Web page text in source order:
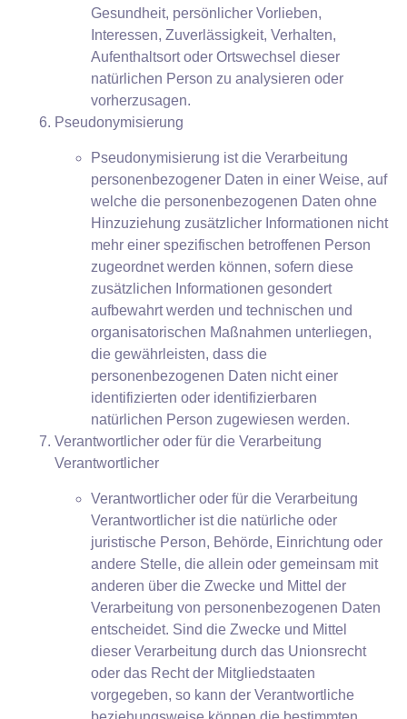
Gesundheit, persönlicher Vorlieben,
Interessen, Zuverlässigkeit, Verhalten,
Aufenthaltsort oder Ortswechsel dieser
natürlichen Person zu analysieren oder
vorherzusagen.
Pseudonymisierung
Pseudonymisierung ist die Verarbeitung
personenbezogener Daten in einer Weise, auf
welche die personenbezogenen Daten ohne
Hinzuziehung zusätzlicher Informationen nicht
mehr einer spezifischen betroffenen Person
zugeordnet werden können, sofern diese
zusätzlichen Informationen gesondert
aufbewahrt werden und technischen und
organisatorischen Maßnahmen unterliegen,
die gewährleisten, dass die
personenbezogenen Daten nicht einer
identifizierten oder identifizierbaren
natürlichen Person zugewiesen werden.
Verantwortlicher oder für die Verarbeitung
Verantwortlicher
Verantwortlicher oder für die Verarbeitung
Verantwortlicher ist die natürliche oder
juristische Person, Behörde, Einrichtung oder
andere Stelle, die allein oder gemeinsam mit
anderen über die Zwecke und Mittel der
Verarbeitung von personenbezogenen Daten
entscheidet. Sind die Zwecke und Mittel
dieser Verarbeitung durch das Unionsrecht
oder das Recht der Mitgliedstaaten
vorgegeben, so kann der Verantwortliche